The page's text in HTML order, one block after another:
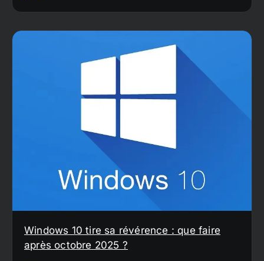
Windows 10 tire sa révérence : que faire
après octobre 2025 ?